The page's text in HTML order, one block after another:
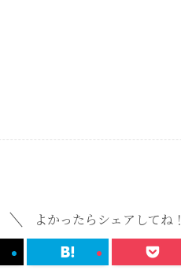
よかったらシェアしてね！